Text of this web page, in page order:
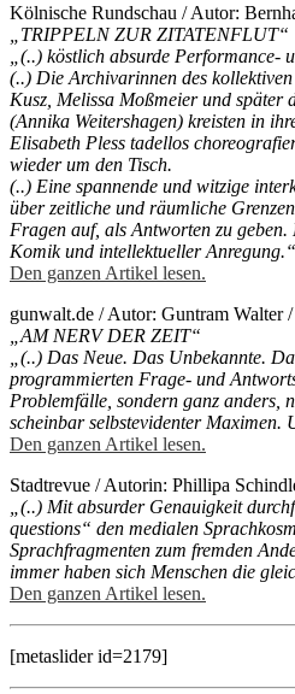
Kölnische Rundschau / Autor:
„TRIPPELN ZUR ZITATENFLUT“
„(..) köstlich absurde Performance-
(..) Die Archivarinnen des
Kusz, Melissa Moßmeier und später
(Annika Weitershagen) kreisten in
Elisabeth Pless tadellos
wieder um den Tisch.
(..) Eine spannende und witzige
über zeitliche und räumliche
Fragen auf, als Antworten zu
Komik und intellektueller Anregung.“
Den ganzen Artikel lesen.
gunwalt.de / Autor: Guntram Walter
„AM NERV DER ZEIT“
„(..) Das Neue. Das Unbekannte.
programmierten Frage- und
Problemfälle, sondern ganz anders,
scheinbar selbstevidenter Maximen.
Den ganzen Artikel lesen.
Stadtrevue / Autorin: Phillipa
„(..) Mit absurder Genauigkeit
questions“ den medialen
Sprachfragmenten zum fremden
immer haben sich Menschen die
Den ganzen Artikel lesen.
[metaslider id=2179]